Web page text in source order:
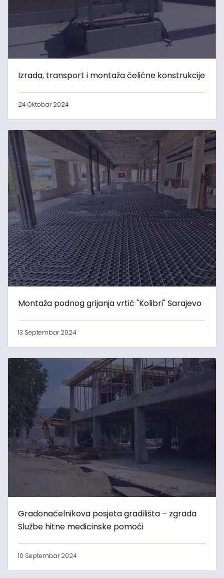
Izrada, transport i montaža čelične konstrukcije
24 Oktobar 2024
Montaža podnog grijanja vrtić "Kolibri" Sarajevo
13 Septembar 2024
Gradonačelnikova posjeta gradilišta – zgrada
Službe hitne medicinske pomoći
10 Septembar 2024